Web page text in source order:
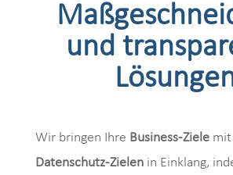
und
Wir bringen Ihre Business-Zielemit
Datenschutz-Zielenin Einklang,